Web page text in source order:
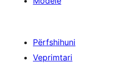
Përfshihuni
Veprimtari